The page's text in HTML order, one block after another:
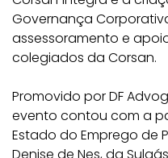
Governança
assessoramento e
colegiados da Corsan.
Promovido por DF
evento contou com a
Estado do Emprego de